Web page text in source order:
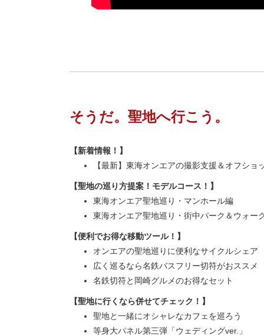
そうだ。聖地へ行こう。
【新着情報！】
【最新】東海オンエアの撮影支援＆オフショ
【聖地の巡り方提案！モデルコース！】
東海オンエア聖地巡り・マンホール編
東海オンエア聖地巡り・街中パーク＆ウォー
【便利でお得な移動ツール！】
オンエアの聖地巡りに便利なサイクルシェア
広く巡るなら名鉄バスフリー切符がおススメ
名鉄切符と岡崎グルメのお得なセット
【聖地に行くなら併せてチェック！】
聖地と一緒にオシャレなカフェを巡ろう
等身大パネル第三弾「ウェディングver.」